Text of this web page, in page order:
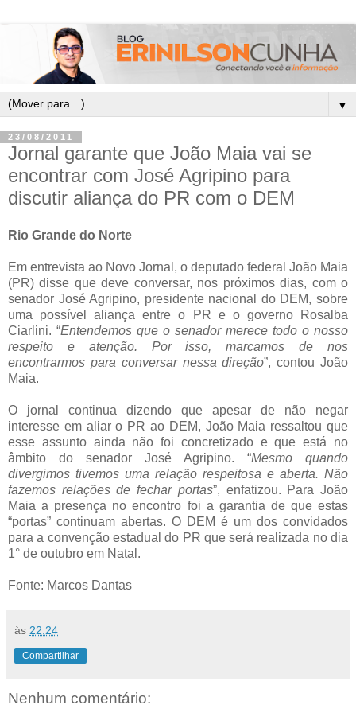
▼
23/08/2011
Jornal garante que João Maia vai se
encontrar com José Agripino para
discutir aliança do PR com o DEM
Rio Grande do Norte
Em entrevista ao Novo Jornal, o deputado federal João Maia
(PR) disse que deve conversar, nos próximos dias, com o
senador José Agripino, presidente nacional do DEM, sobre
uma possível aliança entre o PR e o governo Rosalba
Ciarlini. “Entendemos que o senador merece todo o nosso
respeito e atenção. Por isso, marcamos de nos
encontrarmos para conversar nessa direção”, contou João
Maia.
O jornal continua dizendo que apesar de não negar
interesse em aliar o PR ao DEM, João Maia ressaltou que
esse assunto ainda não foi concretizado e que está no
âmbito do senador José Agripino. “Mesmo quando
divergimos tivemos uma relação respeitosa e aberta. Não
fazemos relações de fechar portas”, enfatizou. Para João
Maia a presença no encontro foi a garantia de que estas
“portas” continuam abertas. O DEM é um dos convidados
para a convenção estadual do PR que será realizada no dia
1° de outubro em Natal.
Fonte: Marcos Dantas
às 22:24
Compartilhar
Nenhum comentário: